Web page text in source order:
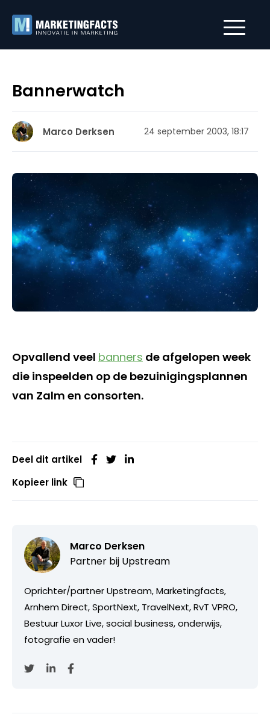
Bannerwatch
Marco Derksen 24 september 2003, 18:17
Opvallend veel banners de afgelopen week
die inspeelden op de bezuinigingsplannen
van Zalm en consorten.
Deel dit artikel
Kopieer link
Marco Derksen
Partner bij Upstream
Oprichter/partner Upstream, Marketingfacts,
Arnhem Direct, SportNext, TravelNext, RvT VPRO,
Bestuur Luxor Live, social business, onderwijs,
fotografie en vader!